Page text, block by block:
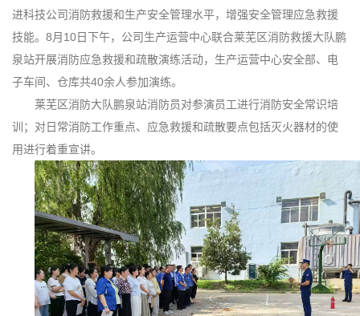
进科技公司消防救援和生产安全管理水平，增强安全管理应急救援
技能。8月10日下午，公司生产运营中心联合莱芜区消防救援大队鹏
泉站开展消防应急救援和疏散演练活动，生产运营中心安全部、电
子车间、仓库共40余人参加演练。
莱芜区消防大队鹏泉站消防员对参演员工进行消防安全常识培
训；对日常消防工作重点、应急救援和疏散要点包括灭火器材的使
用进行着重宣讲。